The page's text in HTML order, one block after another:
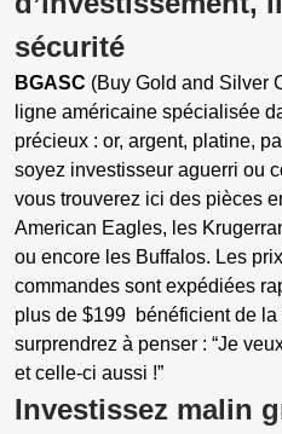
sécurité
BGASC (Buy Gold and Silver
ligne américaine spécialisée
précieux : or, argent, platine,
soyez investisseur aguerri ou
vous trouverez ici des pièces
American Eagles, les
ou encore les Buffalos. Les
commandes sont expédiées
plus de $199 bénéficient de
surprendrez à penser : “Je
et celle-ci aussi !”
Investissez malin